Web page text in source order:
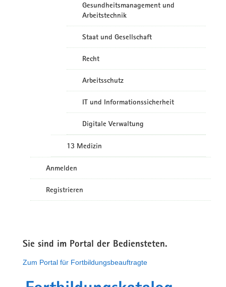
Gesundheitsmanagement und
Arbeitstechnik
Staat und Gesellschaft
Recht
Arbeitsschutz
IT und Informationssicherheit
Digitale Verwaltung
13 Medizin
Anmelden
Registrieren
Sie sind im Portal der Bediensteten.
Zum Portal für Fortbildungsbeauftragte